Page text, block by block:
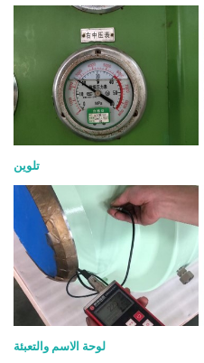
تلوين
لوحة الاسم والتعبئة